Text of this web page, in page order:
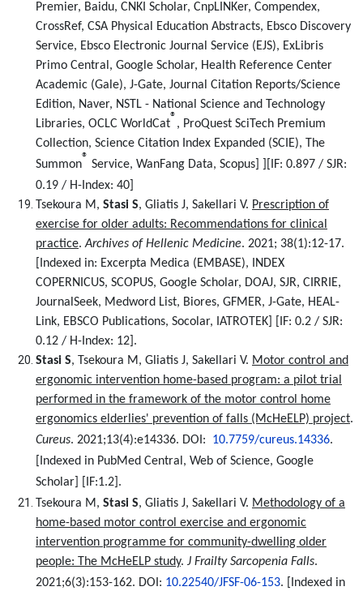
Premier, Baidu, CNKI Scholar, CnpLINKer, Compendex,
CrossRef, CSA Physical Education Abstracts, Ebsco Discovery
Service, Ebsco Electronic Journal Service (EJS), ExLibris
Primo Central, Google Scholar, Health Reference Center
Academic (Gale), J-Gate, Journal Citation Reports/Science
Edition, Naver, NSTL - National Science and Technology
Libraries, OCLC WorldCat®, ProQuest SciTech Premium
Collection, Science Citation Index Expanded (SCIE), The
Summon® Service, WanFang Data, Scopus]
][IF: 0.897 / SJR:
0.19 / H-Index: 40]
Tsekoura M, Stasi S, Gliatis J, Sakellari V. Prescription of
exercise for older adults: Recommendations for clinical
practice.Archives of Hellenic Medicine. 2021; 38(1):12-17.
[Indexed in: Excerpta Medica (EMBASE), ΙΝDEX
COPERNICUS, SCOPUS, Google Scholar, DOAJ, SJR, CIRRIE,
JournalSeek, Medword List, Biores, GFMER, J-Gate, HEAL-
Link, EBSCO Publications, Socolar, IATROTEK] [IF: 0.2 / SJR:
0.12 / H-Index: 12].
Stasi S, Tsekoura M, Gliatis J, Sakellari V. Motor control and
ergonomic intervention home-based program: a pilot trial
performed in the framework of the motor control home
ergonomics elderlies' prevention of falls (McHeELP) project.
Cureus. 2021;13(4):e14336. DOI: 10.7759/cureus.14336.
[Indexed in PubMed Central, Web of Science, Google
Scholar]
[IF:1.2].
Tsekoura M, Stasi S, Gliatis J, Sakellari V. Methodology of a
home-based motor control exercise and ergonomic
intervention programme for community-dwelling older
people: The McHeELP study. J Frailty Sarcopenia Falls.
2021;6(3):153-162. DOI: 10.22540/JFSF-06-153. [Indexed in